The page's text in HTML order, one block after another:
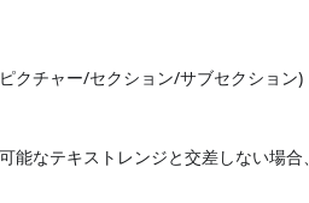
クチャー/セクション/サブセクション)
能なテキストレンジと交差しない場合